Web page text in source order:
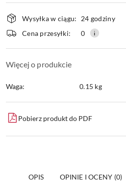
Wyślij
Dostępność
i
dostawa
Wysyłka w ciągu:
24 godziny
Cena przesyłki:
0
Więcej o produkcie
Waga: 0.15 kg
Pobierz produkt do PDF
OPIS OPINIE I OCENY (0)